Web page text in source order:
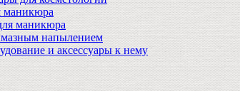
маникюра
маникюра
напылением
и аксессуары к нему